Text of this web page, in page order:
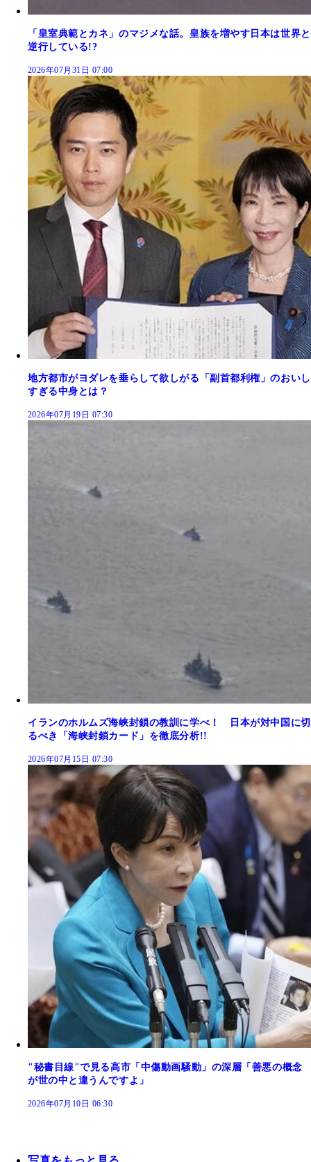
「皇室典範とカネ」のマジメな話。皇族を増やす日本は世界と
逆行している!?
2026年07月31日 07:00
地方都市がヨダレを垂らして欲しがる「副首都利権」のおいし
すぎる中身とは？
2026年07月19日 07:30
イランのホルムズ海峡封鎖の教訓に学べ！ 日本が対中国に切
るべき「海峡封鎖カード」を徹底分析!!
2026年07月15日 07:30
"秘書目線"で見る高市「中傷動画騒動」の深層「善悪の概念
が世の中と違うんですよ」
2026年07月10日 06:30